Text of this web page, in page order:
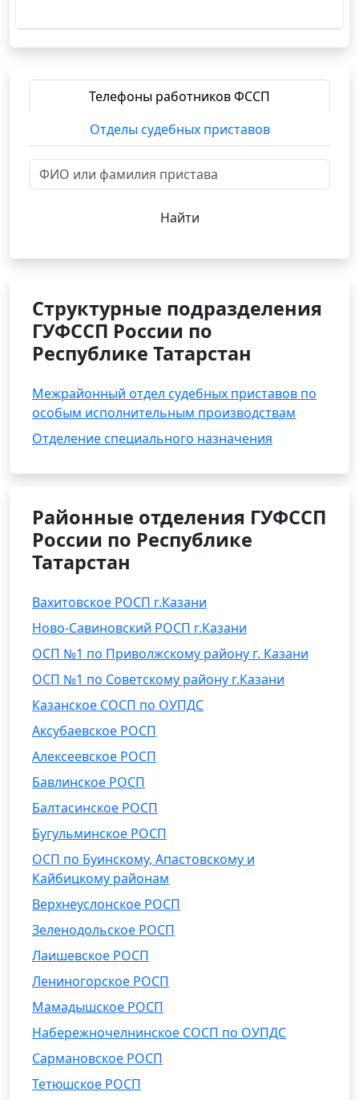
Телефоны работников ФССП
Отделы судебных приставов
Найти
Структурные подразделения
ГУФССП России по
Республике Татарстан
Межрайонный отдел судебных приставов по
особым исполнительным производствам
Отделение специального назначения
Районные отделения ГУФССП
России по Республике
Татарстан
Вахитовское РОСП г.Казани
Ново-Савиновский РОСП г.Казани
ОСП №1 по Приволжскому району г. Казани
ОСП №1 по Советскому району г.Казани
Казанское СОСП по ОУПДС
Аксубаевское РОСП
Алексеевское РОСП
Бавлинское РОСП
Балтасинское РОСП
Бугульминское РОСП
ОСП по Буинскому, Апастовскому и
Кайбицкому районам
Верхнеуслонское РОСП
Зеленодольское РОСП
Лаишевское РОСП
Лениногорское РОСП
Мамадышское РОСП
Набережночелнинское СОСП по ОУПДС
Сармановское РОСП
Тетюшское РОСП